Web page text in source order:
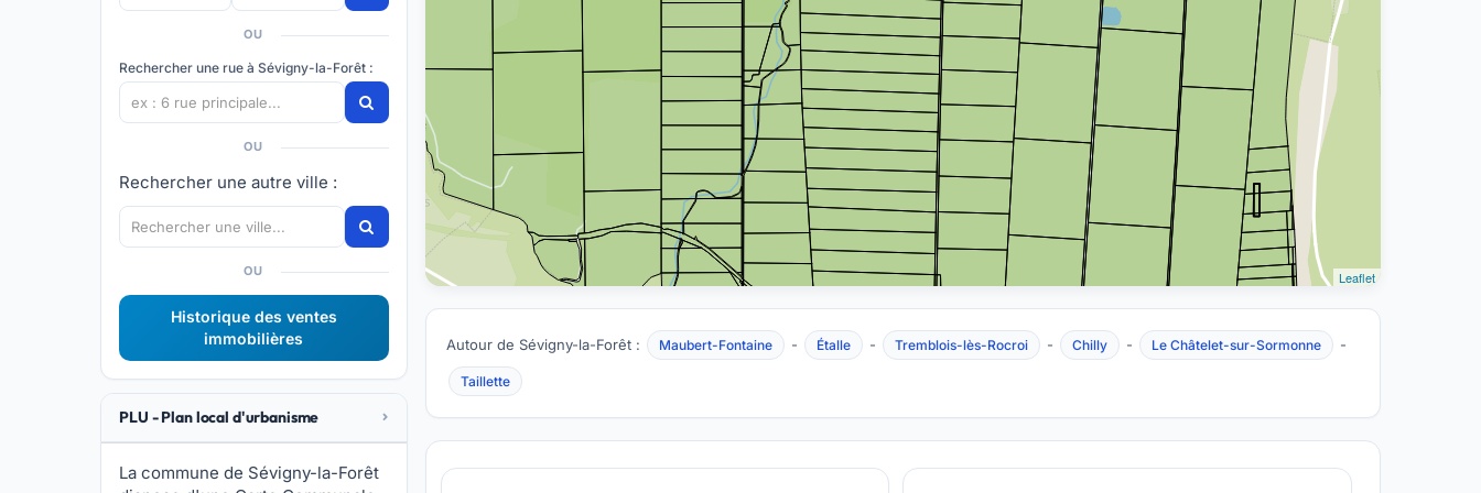
OU
Rechercher une rue à Sévigny-la-Forêt :
OU
Rechercher une autre ville :
OU
Historique des ventes
immobilières
PLU - Plan local d'urbanisme
La commune de Sévigny-la-Forêt
Leaflet
Autour de Sévigny-la-Forêt : Maubert-Fontaine - Étalle - Tremblois-lès-Rocroi - Chilly - Le Châtelet-sur-Sormonne -
Taillette